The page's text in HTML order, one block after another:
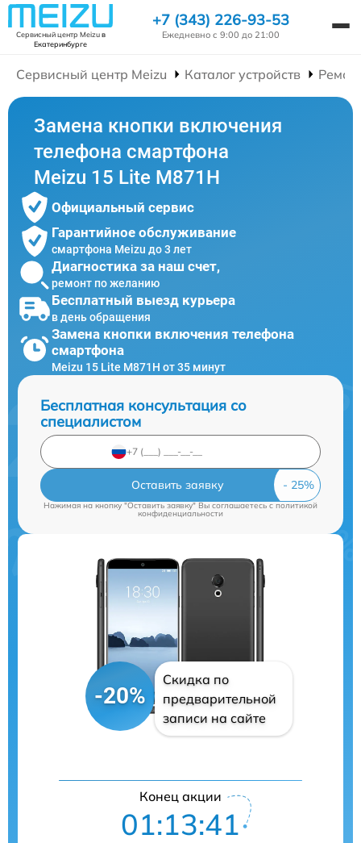
Сервисный центр Meizuв
Екатеринбурге
+7 (343) 226-93-53
Ежедневно с 9:00 до 21:00
Сервисный центр Meizu Каталог устройств
Замена кнопки включения
телефона смартфона
Meizu 15 Lite M871H
Официальный сервис
Гарантийное обслуживание
смартфона Meizu до 3 лет
Диагностика за наш счет,
ремонт по желанию
Бесплатный выезд курьера
в день обращения
Замена кнопки включения телефона
смартфона
Meizu 15 Lite M871H от 35 минут
Бесплатная консультация со
специалистом
Оставить заявку
Нажимая на кнопку "Оставить заявку" Вы соглашаетесь cполитикой
конфиденциальности
-20%
Скидка по
предварительной
записи на сайте
Конец акции
01:13:41